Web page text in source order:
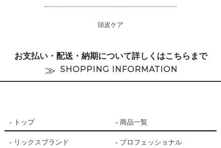
非常に向いている
頭皮ケア
お支払い・配送・納期について詳しくはこちらまで
SHOPPING INFORMATION
トップ 商品一覧
リックスブランド プロフェッショナル